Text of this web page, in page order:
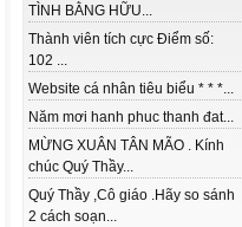
TÌNH BẰNG HỮU...
Thành viên tích cực Điểm số:
102 ...
Website cá nhân tiêu biểu * * *...
Năm mơi hanh phuc thanh đat...
MỪNG XUÂN TÂN MÃO . Kính
chúc Quý Thầy...
Quý Thầy ,Cô giáo .Hãy so sánh
2 cách soạn...